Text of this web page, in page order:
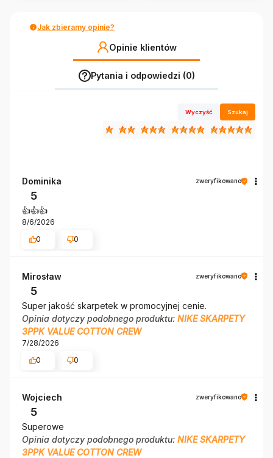
Jak zbieramy opinie?
Opinie klientów
Pytania i odpowiedzi (0)
Wyczyść Szukaj
Dominika zweryfikowano
5
👍️👍️👍️
8/6/2026
0
0
Mirosław zweryfikowano
5
Super jakość skarpetek w promocyjnej cenie.
Opinia dotyczy podobnego produktu: NIKE SKARPETY
3PPK VALUE COTTON CREW
7/28/2026
0
0
Wojciech zweryfikowano
5
Superowe
Opinia dotyczy podobnego produktu: NIKE SKARPETY
3PPK VALUE COTTON CREW